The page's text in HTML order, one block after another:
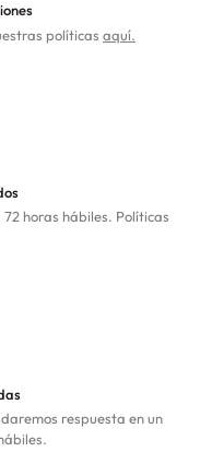
políticas aquí.
horas hábiles. Políticas
respuesta en un